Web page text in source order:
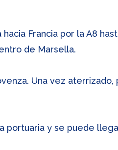
Francia por la A8
de Marsella.
Una vez
portuaria y se puede